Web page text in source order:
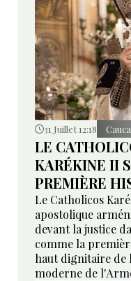
31 Juillet 12:18
LE
KARÉKINE II
PREMIÈRE
Le Catholicos
apostolique
devant la justice
comme la
haut dignitaire de
moderne de